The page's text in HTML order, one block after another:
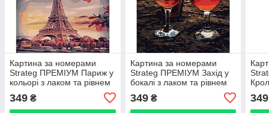
Картина за номерами
Strateg ПРЕМІУМ Париж у
кольорі з лаком та рівнем
SY6383
349 ₴
Картина за номерами
Strateg ПРЕМІУМ Захід у
бокалі з лаком та рівнем
SY6305
349₴ 349